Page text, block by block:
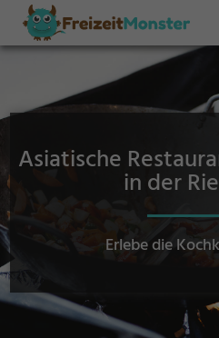
Asiatische
in der
Erlebe die